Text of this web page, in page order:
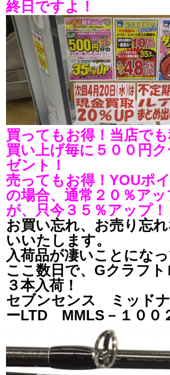
終日ですよ！
買ってもお得！当店で
買い上げ毎に５００円
ゼント！
売ってもお得！YOUポ
の場合、通常２０％ア
が、只今３５％アップ！
お買い忘れ、お売り忘
いいたします。
入荷品が凄いことになっ
ここ数日で、Gクラフ
３本入荷！
セブンセンス ミッド
ーLTD MMLS－１００